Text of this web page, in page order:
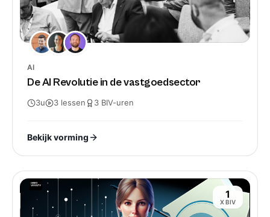
AI
De AI Revolutie in de vastgoedsector
3u 3 lessen 3 BIV-uren
Bekijk vorming
1
X BIV